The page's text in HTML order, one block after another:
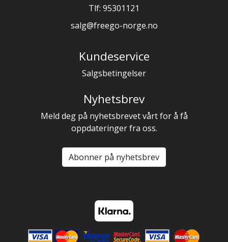
Tlf: 95301121
salg@freego-norge.no
Kundeservice
Salgsbetingelser
Nyhetsbrev
Meld deg på nyhetsbrevet vårt for å få
oppdateringer fra oss.
Abonner på nyhetsbrev